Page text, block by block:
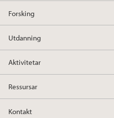
Forsking
Utdanning
Aktivitetar
Ressursar
Kontakt